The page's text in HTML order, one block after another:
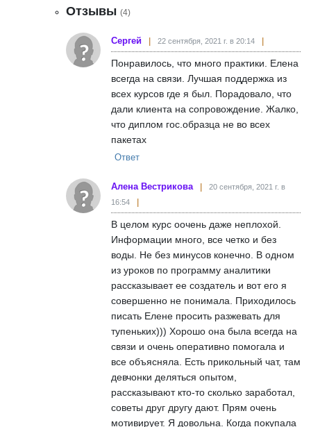
Отзывы (4)
Сергей 22 сентября, 2021 г. в 20:14
Понравилось, что много практики. Елена
всегда на связи. Лучшая поддержка из
всех курсов где я был. Порадовало, что
дали клиента на сопровождение. Жалко,
что диплом гос.образца не во всех
пакетах
Ответ
Алена Вестрикова
20 сентября, 2021 г. в
16:54
В целом курс оочень даже неплохой.
Информации много, все четко и без
воды. Не без минусов конечно. В одном
из уроков по программу аналитики
рассказывает ее создатель и вот его я
совершенно не понимала. Приходилось
писать Елене просить разжевать для
тупеньких))) Хорошо она была всегда на
связи и очень оперативно помогала и
все объясняла. Есть прикольный чат, там
девчонки деляться опытом,
рассказывают кто-то сколько заработал,
советы друг другу дают. Прям очень
мотивирует. Я довольна. Когда покупала